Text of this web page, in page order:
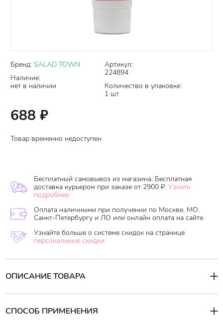
Бренд: SALAD TOWN
Наличие:
нет в наличии
Артикул:
224894
Количество в упаковке:
1 шт
688 ₽
Товар временно недоступен
Бесплатный самовывоз из магазина. Бесплатная
доставка курьером при заказе от 2900 ₽. Узнать
подробнее.
Оплата наличными при получении по Москве, МО,
Санкт-Петербургу и ЛО или онлайн оплата на сайте.
Узнайте больше о системе скидок на странице
персональные скидки.
ОПИСАНИЕ ТОВАРА
Wakahada Monogatariмоментально увлажнит даже самую сухую
Крем не содержит искусственных красителей и ароматизаторов,
поэтому идеально подойдет для чувствительной кожи.
СПОСОБ ПРИМЕНЕНИЯ